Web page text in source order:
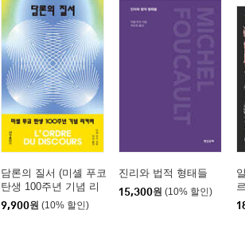
담론의 질서 (미셸 푸코
탄생 100주년 기념 리
커버)
9,900원 (10% 할인)
진리와 법적 형태들
15,300원 (10% 할인)